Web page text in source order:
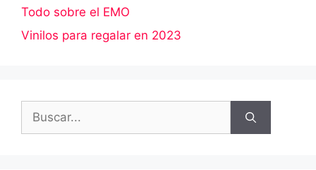
Todo sobre el EMO
Vinilos para regalar en 2023
Buscar: